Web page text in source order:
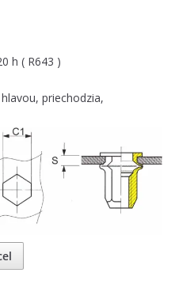
h ( R643 )
priechodzia,